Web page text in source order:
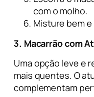
com o molho.
Misture bem e
3. Macarrão com
Uma opção leve e
mais quentes. O
complementam